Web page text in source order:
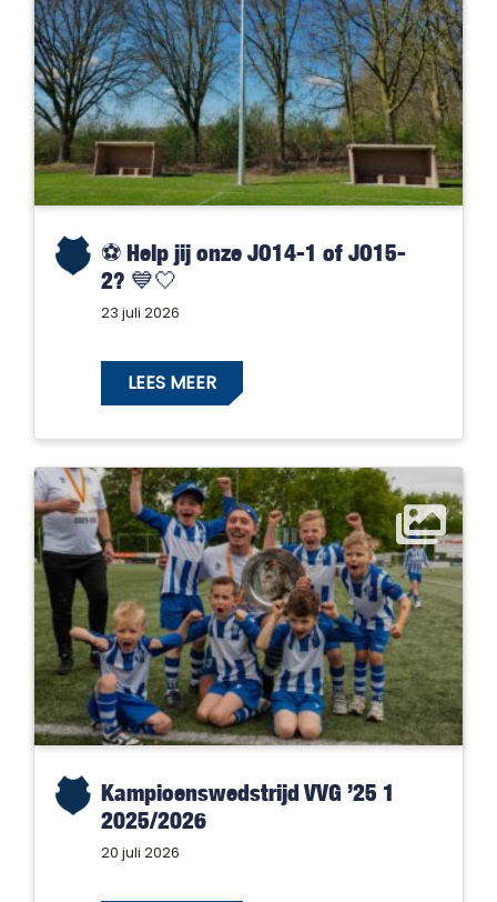
⚽️ Help jij onze JO14-1 of JO15-
2? 💙🤍
23 juli 2026
LEES MEER
Kampioenswedstrijd VVG ’25 1
2025/2026
20 juli 2026